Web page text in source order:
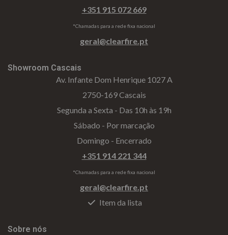
+351 915 072 669
*Chamadas para a rede fixa nacional
geral@clearfire.pt
Showroom Cascais
Av. Infante Dom Henrique 1027 A
2750-169 Cascais
Segunda a Sexta - Das 10h às 19h
Sábado - Por marcação
Domingo - Encerrado
+351 914 221 344
*Chamadas para a rede fixa nacional
geral@clearfire.pt
Item da lista
Sobre nós